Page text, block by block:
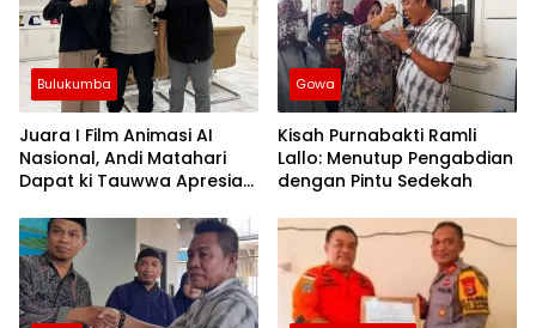
Bulukumba
Juara I Film Animasi AI
Nasional, Andi Matahari
Dapat ki Tauwwa Apresiasi
Gowa
Kisah Purnabakti Ramli
Lallo: Menutup Pengabdian
dengan Pintu Sedekah